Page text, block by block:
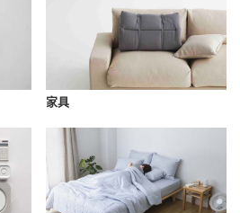
家具